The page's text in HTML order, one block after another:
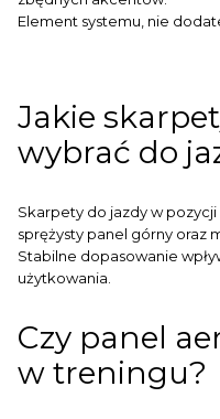
Element systemu, nie
Jakie
wybrać do
Skarpety do jazdy w
sprężysty panel górny oraz
Stabilne dopasowanie
użytkowania.
Czy panel
w treningu?